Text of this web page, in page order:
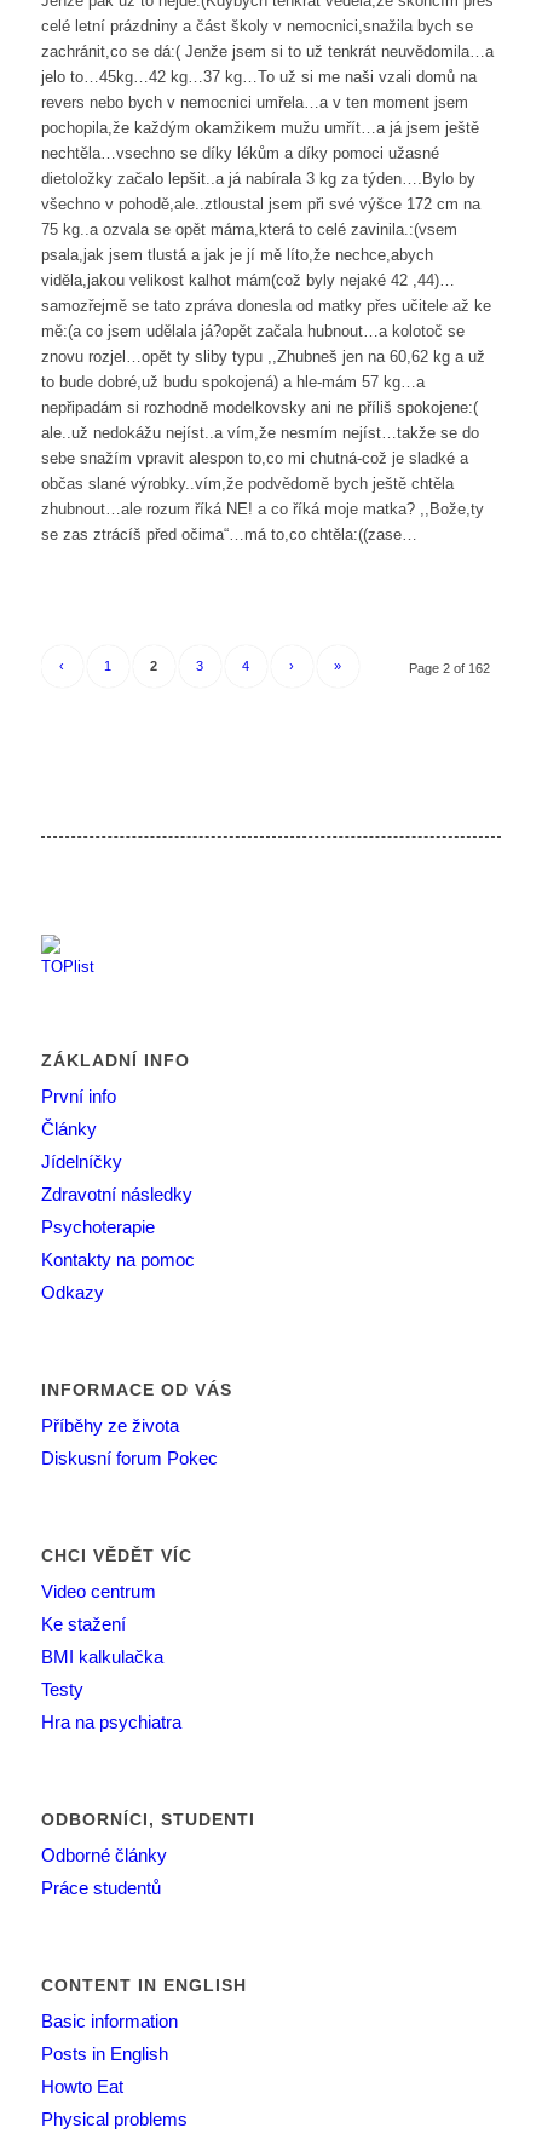
celé letní prázdniny a část školy v nemocnici,snažila bych se
zachránit,co se dá:( Jenže jsem si to už tenkrát neuvědomila…a
jelo to…45kg…42 kg…37 kg…To už si me naši vzali domů na
revers nebo bych v nemocnici umřela…a v ten moment jsem
pochopila,že každým okamžikem mužu umřít…a já jsem ještě
nechtěla…vsechno se díky lékům a díky pomoci užasné
dietoložky začalo lepšit..a já nabírala 3 kg za týden….Bylo by
všechno v pohodě,ale..ztloustal jsem při své výšce 172 cm na
75 kg..a ozvala se opět máma,která to celé zavinila.:(vsem
psala,jak jsem tlustá a jak je jí mě líto,že nechce,abych
viděla,jakou velikost kalhot mám(což byly nejaké 42 ,44)…
samozřejmě se tato zpráva donesla od matky přes učitele až ke
mě:(a co jsem udělala já?opět začala hubnout…a kolotoč se
znovu rozjel…opět ty sliby typu ,,Zhubneš jen na 60,62 kg a už
to bude dobré,už budu spokojená) a hle-mám 57 kg…a
nepřipadám si rozhodně modelkovsky ani ne příliš spokojene:(
ale..už nedokážu nejíst..a vím,že nesmím nejíst…takže se do
sebe snažím vpravit alespon to,co mi chutná-což je sladké a
občas slané výrobky..vím,že podvědomě bych ještě chtěla
zhubnout…ale rozum říká NE! a co říká moje matka? ,,Bože,ty
se zas ztrácíš před očima“…má to,co chtěla:((zase…
Page 2 of 162
‹ 1 2 3 4 › »
ZÁKLADNÍ INFO
První info
Články
Jídelníčky
Zdravotní následky
Psychoterapie
Kontakty na pomoc
Odkazy
INFORMACE OD VÁS
Příběhy ze života
Diskusní forum Pokec
CHCI VĚDĚT VÍC
Video centrum
Ke stažení
BMI kalkulačka
Testy
Hra na psychiatra
ODBORNÍCI, STUDENTI
Odborné články
Práce studentů
CONTENT IN ENGLISH
Basic information
Posts in English
Howto Eat
Physical problems